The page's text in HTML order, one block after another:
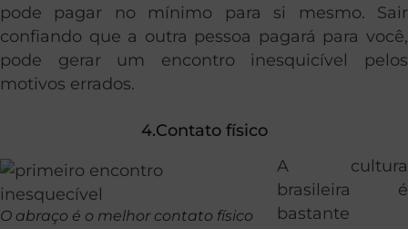
pode pagar no mínimo para si mesmo. Sair
confiando que a outra pessoa pagará para você,
pode gerar um encontro inesquicível pelos
motivos errados.
4.Contato físico
O abraço é o melhor contato físico
A cultura
brasileira é
bastante